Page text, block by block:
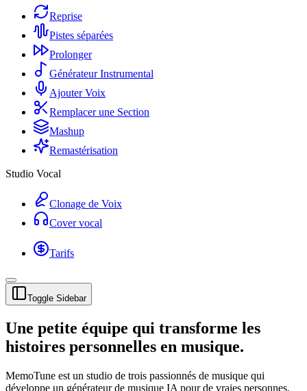
Reprise
Pistes séparées
Prolonger
Générateur Instrumental
Ajouter Voix
Remplacer une Section
Mashup
Remastérisation
Studio Vocal
Clonage de Voix
Cover vocal
Tarifs
Toggle Sidebar
Une petite équipe qui transforme les
histoires personnelles en musique.
MemoTune est un studio de trois passionnés de musique qui
développe un générateur de musique IA pour de vraies personnes.